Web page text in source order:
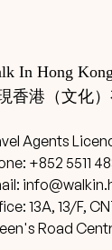
In Hong
香港（文化）
Agents
+852 5511
13A, 13/F,
Road